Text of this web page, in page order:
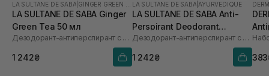
LA SULTANE DE SABA GINGER GREEN TEA
LA SULTANE DE SABA Ginger
Green Tea 50 мл
Дезодорант-антиперспирант с ароматом зеленого чая и имбиря
1 242₴
LA SULTANE DE SABA |AYURVEDIQUE
LA SULTANE DE SABA Anti-
Perspirant Deodorant
Ayurvedique 50 мл
Дезодорант-антиперспирант с ароматом амбры, ванили и пачули
1 242₴